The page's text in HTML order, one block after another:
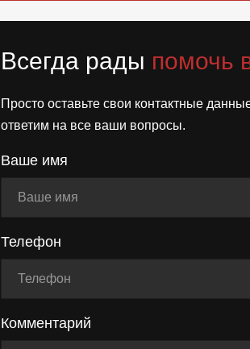
Всегда рады помочь
Просто оставьте свои контактные
ответим на все ваши вопросы.
Ваше имя
Телефон
Комментарий